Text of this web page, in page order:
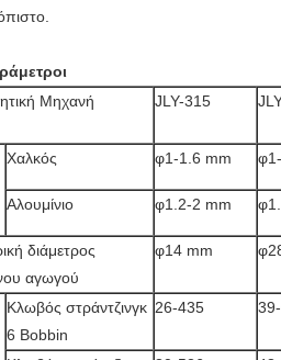
Μηχανή
JLY-315
Χαλκός φ1-1.6 mm
Αλουμίνιο φ1.2-2 mm
διάμετρος
αγωγού
φ14 mm
Κλωβός στράντζινγκ
6 Bobbin
26-435